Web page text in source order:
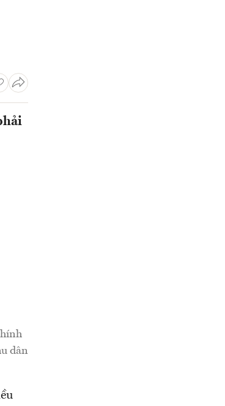
dân